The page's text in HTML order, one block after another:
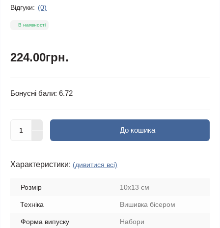
Відгуки: (0)
В наявності
224.00грн.
Бонусні бали: 6.72
До кошика
Характеристики: (дивитися всі)
Розмір 10x13 см
Техніка Вишивка бісером
Форма випуску Набори